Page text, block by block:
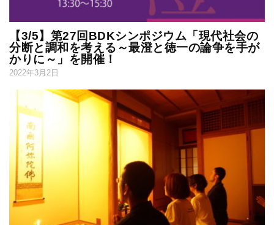
【3/5】第27回BDKシンポジウム「現代社会の
分断と調和を考える～最澄と徳一の論争を手が
かりに～」を開催！
2022年3月2日